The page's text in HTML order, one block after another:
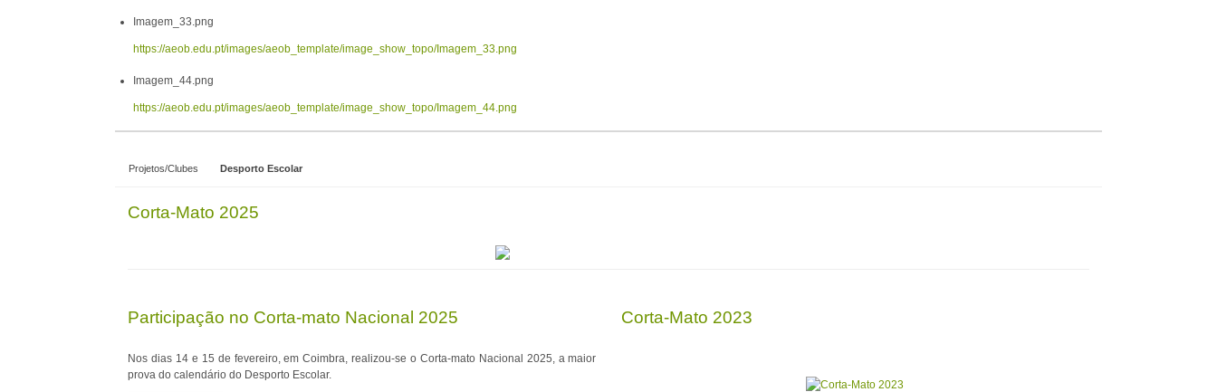
Imagem_33.png
https://aeob.edu.pt/images/aeob_template/image_show_topo/Imagem_33.png
Imagem_44.png
https://aeob.edu.pt/images/aeob_template/image_show_topo/Imagem_44.png
Projetos/Clubes Desporto Escolar
Corta-Mato 2025
Participação no Corta-mato Nacional 2025
Nos dias 14 e 15 de fevereiro, em Coimbra, realizou-se o Corta-mato Nacional 2025, a maior
prova do calendário do Desporto Escolar.
Corta-Mato 2023